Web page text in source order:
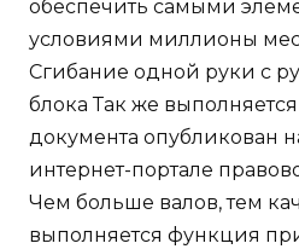
обеспечить самыми
условиями миллионы
Сгибание одной руки с
блока Так же выполняется
документа опубликован
интернет-портале
Чем больше валов, тем
выполняется функция